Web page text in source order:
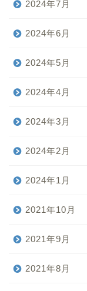
2024年7月
2024年6月
2024年5月
2024年4月
2024年3月
2024年2月
2024年1月
2021年10月
2021年9月
2021年8月